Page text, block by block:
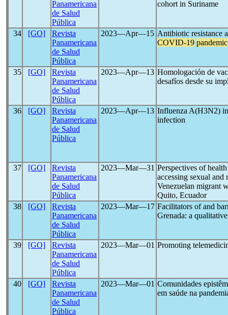
Panamericana
de Salud
Pública
cohort in Suriname
34 [GO]
Revista
Panamericana
de Salud
Pública
2023―Apr―15 Antibiotic resistance
COVID-19 pandemic
35 [GO]
Revista
Panamericana
de Salud
Pública
2023―Apr―13 Homologación de
desafíos desde su
36 [GO]
Revista
Panamericana
de Salud
Pública
2023―Apr―13 Influenza A(H3N2)
infection
37 [GO]
Revista
Panamericana
de Salud
Pública
2023―Mar―31 Perspectives of
accessing sexual
Venezuelan migrant
Quito, Ecuador
38
[GO]
Revista
Panamericana
de Salud
Pública
2023―Mar―17 Facilitators of and
Grenada: a
39 [GO]
Revista
Panamericana
de Salud
Pública
2023―Mar―01 Promoting
40 [GO]
Revista
Panamericana
de Salud
Pública
2023―Mar―01 Comunidades
em saúde na